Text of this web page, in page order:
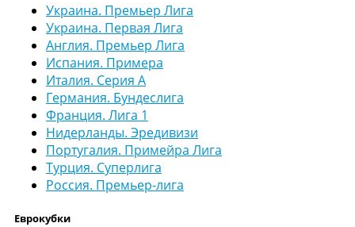
Украина. Премьер Лига
Украина. Первая Лига
Англия. Премьер Лига
Испания. Примера
Италия. Серия А
Германия. Бундеслига
Франция. Лига 1
Нидерланды. Эредивизи
Португалия. Примейра Лига
Турция. Суперлига
Россия. Премьер-лига
Еврокубки